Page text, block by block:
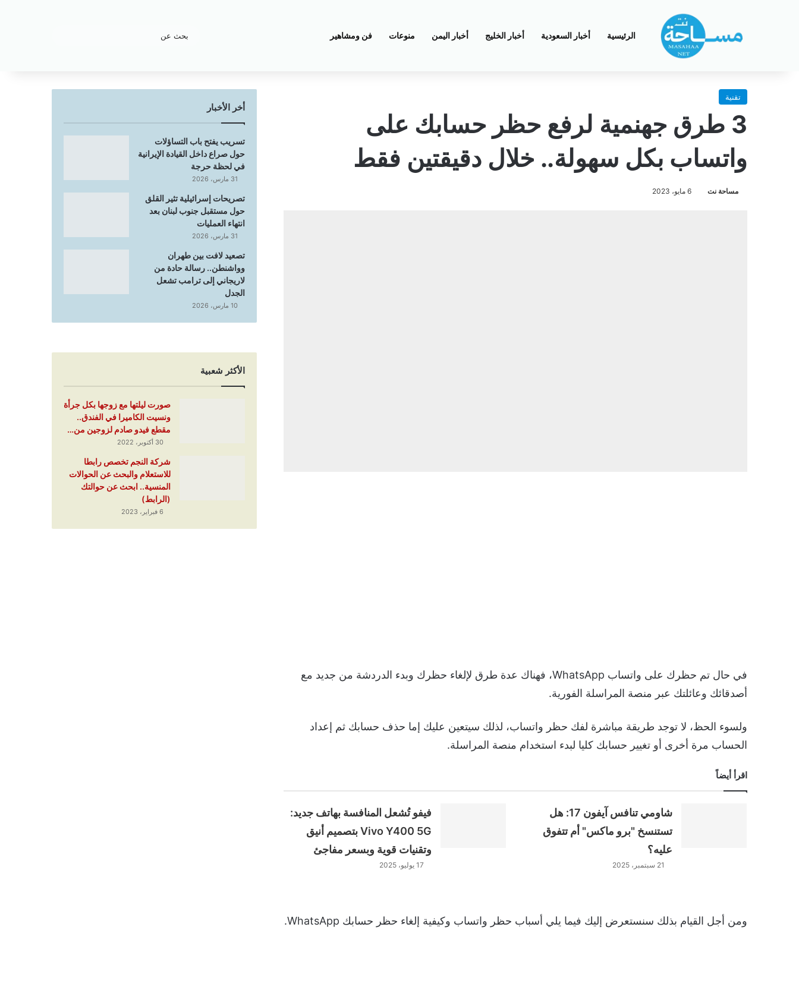
الرئيسية أخبار السعودية أخبار الخليج أخبار اليمن منوعات فن ومشاهير
تقنية
3 طرق جهنمية لرفع حظر حسابك على
واتساب بكل سهولة.. خلال دقيقتين فقط
مساحة نت 6 مايو، 2023
في حال تم حظرك على واتساب WhatsApp، فهناك عدة طرق لإلغاء حظرك وبدء الدردشة من جديد مع
أصدقائك وعائلتك عبر منصة المراسلة الفورية.
ولسوء الحظ، لا توجد طريقة مباشرة لفك حظر واتساب، لذلك سيتعين عليك إما حذف حسابك ثم إعداد
الحساب مرة أخرى أو تغيير حسابك كليا لبدء استخدام منصة المراسلة.
اقرأ أيضاً
شاومي تنافس آيفون 17: هل
تستنسخ "برو ماكس" أم تتفوق
عليه؟
21 سبتمبر، 2025
فيفو تُشعل المنافسة بهاتف جديد:
Vivo Y400 5G بتصميم أنيق
وتقنيات قوية وبسعر مفاجئ
17 يوليو، 2025
ومن أجل القيام بذلك سنستعرض إليك فيما يلي أسباب حظر واتساب وكيفية إلغاء حظر حسابك WhatsApp.
أخر الأخبار
تسريب يفتح باب التساؤلات
حول صراع داخل القيادة الإيرانية
في لحظة حرجة
31 مارس، 2026
تصريحات إسرائيلية تثير القلق
حول مستقبل جنوب لبنان بعد
انتهاء العمليات
31 مارس، 2026
تصعيد لافت بين طهران
وواشنطن.. رسالة حادة من
لاريجاني إلى ترامب تشعل
الجدل
10 مارس، 2026
الأكثر شعبية
صورت ليلتها مع زوجها بكل جرأة
ونسيت الكاميرا في الفندق..
مقطع فيدو صادم لزوجين من…
30 أكتوبر، 2022
شركة النجم تخصص رابطا
للاستعلام والبحث عن الحوالات
المنسية.. ابحث عن حوالتك
(الرابط)
6 فبراير، 2023